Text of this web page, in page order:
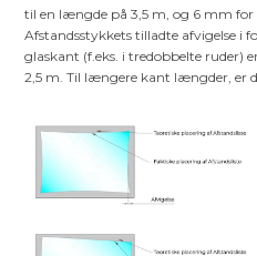
til en længde på 3,5 m, og 6 mm
Afstandsstykkets tilladte afvigelse i
glaskant (f.eks. i tredobbelte
2,5 m. Til længere kant længder, er